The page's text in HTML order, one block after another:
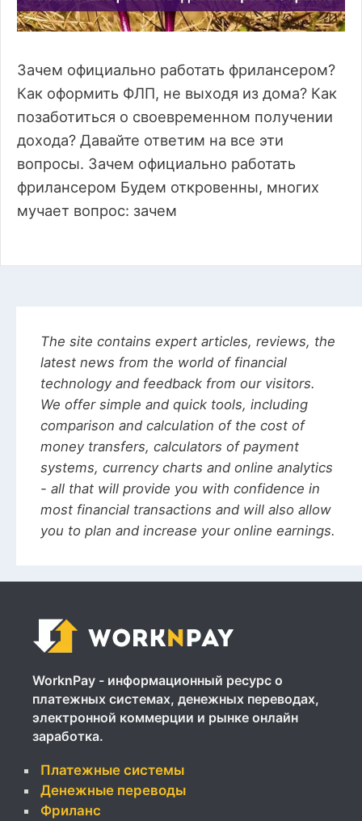
Зачем официально работать фрилансером?
Как оформить ФЛП, не выходя из дома? Как
позаботиться о своевременном получении
дохода? Давайте ответим на все эти
вопросы. Зачем официально работать
фрилансером Будем откровенны, многих
мучает вопрос: зачем
The site contains expert articles, reviews, the
latest news from the world of financial
technology and feedback from our visitors.
We offer simple and quick tools, including
comparison and calculation of the cost of
money transfers, calculators of payment
systems, currency charts and online analytics
- all that will provide you with confidence in
most financial transactions and will also allow
you to plan and increase your online earnings.
WorknPay - информационный ресурс о
платежных системах, денежных переводах,
электронной коммерции и рынке онлайн
заработка.
Платежные системы
Денежные переводы
Фриланс